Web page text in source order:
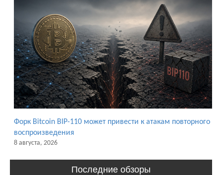
Форк Bitcoin BIP-110 может привести к атакам повторного
воспроизведения
8 августа, 2026
Последние обзоры